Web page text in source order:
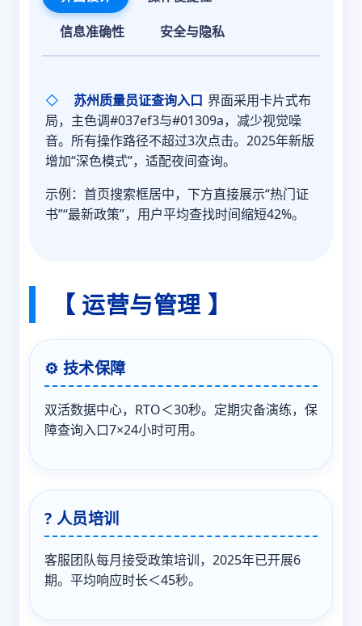
信息准确性 安全与隐私
◇ 苏州质量员证查询入口 界面采用卡片式布
局，主色调#037ef3与#01309a，减少视觉噪
音。所有操作路径不超过3次点击。2025年新版
增加“深色模式”，适配夜间查询。
示例：首页搜索框居中，下方直接展示“热门证
书”“最新政策”，用户平均查找时间缩短42%。
【 运营与管理 】
⚙️ 技术保障
双活数据中心，RTO＜30秒。定期灾备演练，保
障查询入口7×24小时可用。
? 人员培训
客服团队每月接受政策培训，2025年已开展6
期。平均响应时长＜45秒。